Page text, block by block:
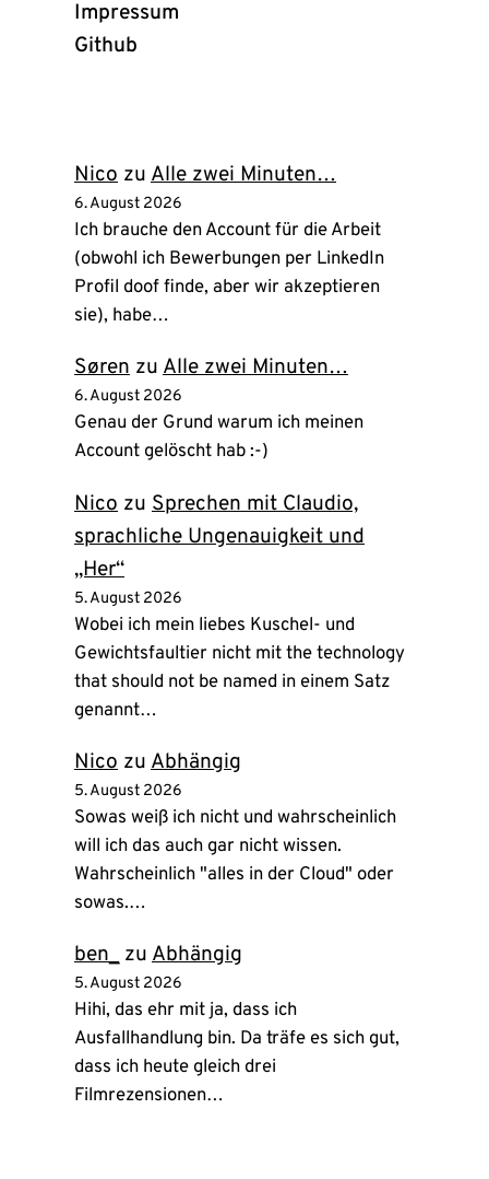
Impressum
Github
Nico zu Alle zwei Minuten…
6. August 2026
Ich brauche den Account für die Arbeit
(obwohl ich Bewerbungen per LinkedIn
Profil doof finde, aber wir akzeptieren
sie), habe…
Søren zu Alle zwei Minuten…
6. August 2026
Genau der Grund warum ich meinen
Account gelöscht hab :-)
Nico zu Sprechen mit Claudio,
sprachliche Ungenauigkeit und
„Her“
5. August 2026
Wobei ich mein liebes Kuschel- und
Gewichtsfaultier nicht mit the technology
that should not be named in einem Satz
genannt…
Nico zu Abhängig
5. August 2026
Sowas weiß ich nicht und wahrscheinlich
will ich das auch gar nicht wissen.
Wahrscheinlich "alles in der Cloud" oder
sowas.…
ben_zu Abhängig
5. August 2026
Hihi, das ehr mit ja, dass ich
Ausfallhandlung bin. Da träfe es sich gut,
dass ich heute gleich drei
Filmrezensionen…